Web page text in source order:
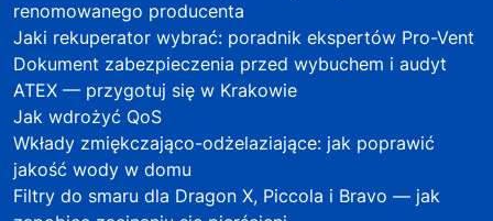
renomowanego producenta
Jaki rekuperator wybrać: poradnik ekspertów Pro-Vent
Dokument zabezpieczenia przed wybuchem i audyt
ATEX — przygotuj się w Krakowie
Jak wdrożyć QoS
Wkłady zmiękczająco-odżelaziające: jak poprawić
jakość wody w domu
Filtry do smaru dla Dragon X, Piccola i Bravo — jak